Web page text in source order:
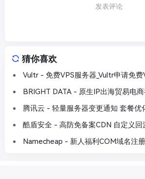
发表评论
猜你喜欢
Vultr - 免费VPS服务器_Vultr申请免费
(1核/512M内存/10G硬盘/2T流量/月)
BRIGHT DATA - 原生IP出海贸易电
用
腾讯云 - 轻量服务器变更通知 套餐优
酷盾安全 - 高防免备案CDN 自定义
Namecheap - 新人福利COM域名注